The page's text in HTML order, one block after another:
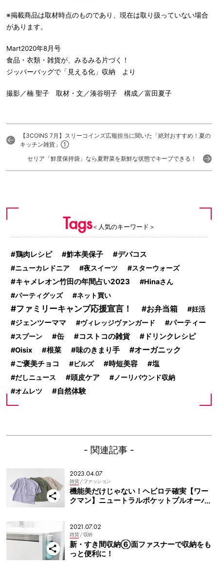
※掲載商品は取材時点のものであり、現在は取り扱っていない場合
があります。
Mart2020年8月号
食品・衣類・雑貨が、みるみる片づく！
ジッパーバッグで「見える化」収納 より
撮影／楠 聖子 取材・文／湊谷明子 構成／富田夏子
【3COINS 7月】スリーコインズ広報担当に聞いた「絶対おすすめ！夏の
キッチン雑貨」①
セリア「鮮度保持袋」なら夏野菜を新鮮な状態でキープできる！
Tags＜人気のキーワード＞
鶏肉レシピ 鮓本美保子 デパコス
ニューカレドニア 夜スイーツ スターウォーズ
キャメレオン竹田の年間占い2023
Hinaさん
パーティグッズ
ネット買い
ファミリーキャンプ応援宣言！ お弁当箱 妊活
ジェンツーママ ヴィレッジヴァンガード パーティー
スプーン 缶 コストコの雑貨 ドリンクレシピ
Oisix 根菜 味のきまり手 オーガニック
ご褒美チョコ ビルズ 時短美容 塩
だしニュース 頭皮ケア
ノーリバウンド収納
オムレツ
自然体験
- 関連記事 -
2023.04.07
雑貨 / ファッション
機能美だけじゃない！ヘビロテ確実【ワー
クマン】ニュートラルポケットプルオーバ
2021.07.02
雑貨 / 収納
新・すき間収納⑥面ファスナーで収納をも
っと便利に！